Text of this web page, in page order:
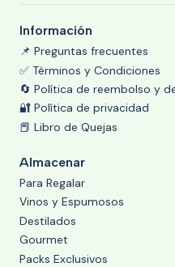
Información
📌 Preguntas frecuentes
✅ Términos y Condiciones
🔄 Política de reembolso y
🔐 Política de privacidad
📕 Libro de Quejas
Almacenar
Para Regalar
Vinos y Espumosos
Destilados
Gourmet
Packs Exclusivos